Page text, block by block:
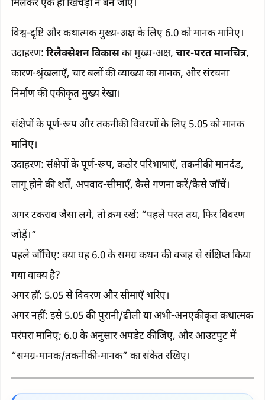
मिलकर एक ही खिचड़ी न बन जाएँ।
विश्व-दृष्टि और कथात्मक मुख्य-अक्ष के लिए 6.0 को मानक मानिए।
उदाहरण: रिलैक्सेशन विकासका मुख्य-अक्ष, चार-परत मानचित्र,
कारण-श्रृंखलाएँ, चार बलों की व्याख्या का मानक, और संरचना
निर्माण की एकीकृत मुख्य रेखा।
संक्षेपों के पूर्ण-रूप और तकनीकी विवरणों के लिए 5.05 को मानक
मानिए।
उदाहरण: संक्षेपों के पूर्ण-रूप, कठोर परिभाषाएँ, तकनीकी मानदंड,
लागू होने की शर्तें, अपवाद-सीमाएँ, कैसे गणना करें/कैसे जाँचें।
अगर टकराव जैसा लगे, तो क्रम रखें: “पहले परत तय, फिर विवरण
जोड़ें।”
पहले जाँचिए: क्या यह 6.0 के समग्र कथन की वजह से संक्षिप्त किया
गया वाक्य है?
अगर हाँ: 5.05 से विवरण और सीमाएँ भरिए।
अगर नहीं: इसे 5.05 की पुरानी/ढीली या अभी-अनएकीकृत कथात्मक
परंपरा मानिए; 6.0 के अनुसार अपडेट कीजिए, और आउटपुट में
“समग्र-मानक/तकनीकी-मानक” का संकेत रखिए।